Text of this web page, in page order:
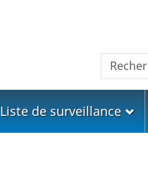
Liste de surveillance